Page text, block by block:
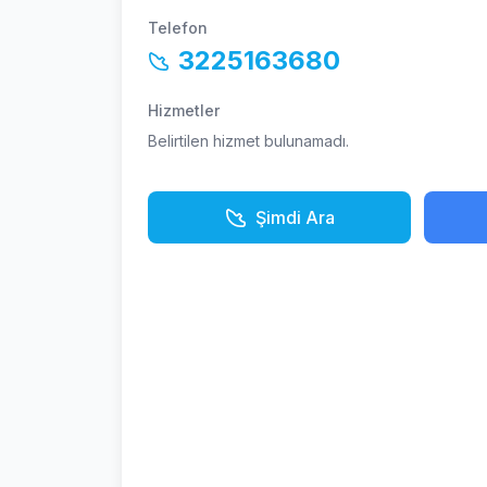
Telefon
3225163680
Hizmetler
Belirtilen hizmet bulunamadı.
Şimdi Ara